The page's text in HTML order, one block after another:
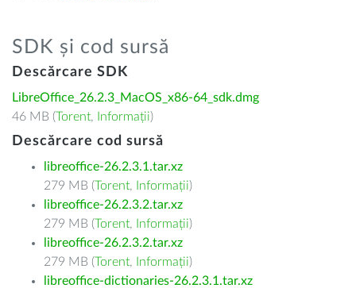
SDK și cod sursă
Descărcare SDK
LibreOffice_26.2.3_MacOS_x86-64_sdk.dmg
46 MB (Torent, Informații)
Descărcare cod sursă
libreoffice-26.2.3.1.tar.xz
279 MB (Torent, Informații)
libreoffice-26.2.3.2.tar.xz
279 MB (Torent, Informații)
libreoffice-26.2.3.2.tar.xz
279 MB (Torent, Informații)
libreoffice-dictionaries-26.2.3.1.tar.xz